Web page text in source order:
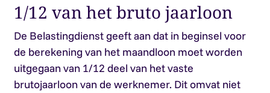
1/12 van het bruto jaarloon
De Belastingdienst geeft aan dat in beginsel voor
de berekening van het maandloon moet worden
uitgegaan van 1/12 deel van het vaste
brutojaarloon van de werknemer. Dit omvat niet